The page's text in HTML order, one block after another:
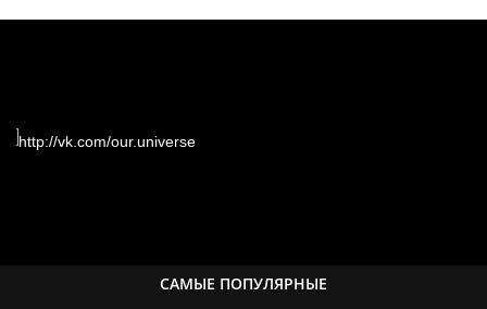
САМЫЕ ПОПУЛЯРНЫЕ